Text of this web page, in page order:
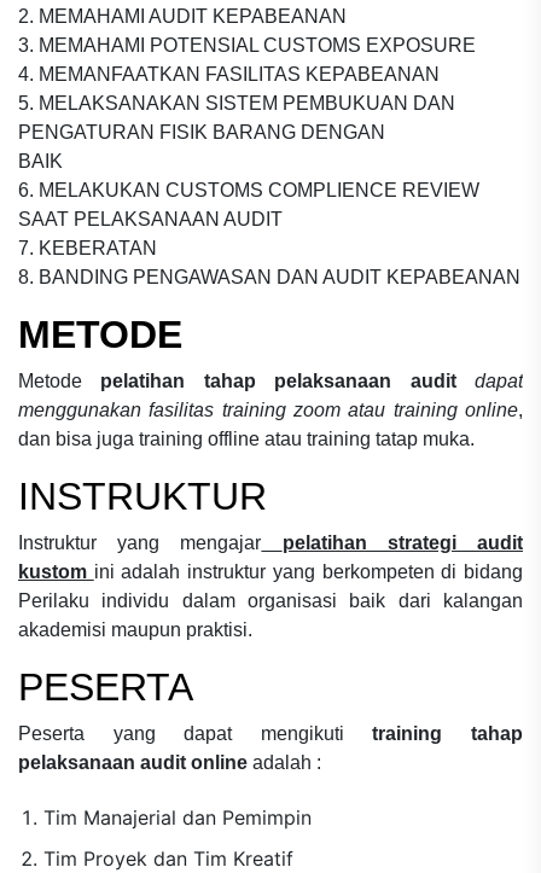
2. MEMAHAMI AUDIT KEPABEANAN
3. MEMAHAMI POTENSIAL CUSTOMS EXPOSURE
4. MEMANFAATKAN FASILITAS KEPABEANAN
5. MELAKSANAKAN SISTEM PEMBUKUAN DAN
PENGATURAN FISIK BARANG DENGAN
BAIK
6. MELAKUKAN CUSTOMS COMPLIENCE REVIEW
SAAT PELAKSANAAN AUDIT
7. KEBERATAN
8. BANDING PENGAWASAN DAN AUDIT KEPABEANAN
METODE
Metode pelatihan tahap pelaksanaan audit
dapat
menggunakan fasilitas training zoom atau training online,
dan bisa juga training offline atau training tatap muka.
INSTRUKTUR
Instruktur yang mengajar
pelatihan strategi audit
kustom ini adalah instruktur yang berkompeten di bidang
Perilaku individu dalam organisasi baik dari kalangan
akademisi maupun praktisi.
PESERTA
Peserta yang dapat mengikuti
training tahap
pelaksanaan audit online adalah :
Tim Manajerial dan Pemimpin
Tim Proyek dan Tim Kreatif